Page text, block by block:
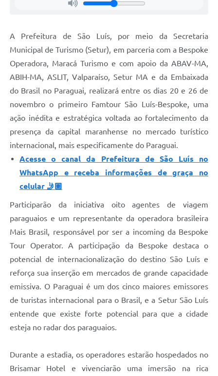
A Prefeitura de São Luís, por meio da Secretaria
Municipal de Turismo (Setur), em parceria com a Bespoke
Operadora, Maracá Turismo e com apoio da ABAV-MA,
ABIH-MA, ASLIT, Valparaíso, Setur MA e da Embaixada
do Brasil no Paraguai, realizará entre os dias 20 e 26 de
novembro o primeiro Famtour São Luís-Bespoke, uma
ação inédita e estratégica voltada ao fortalecimento da
presença da capital maranhense no mercado turístico
internacional, mais especificamente do Paraguai.
Acesse o canal da Prefeitura de São Luís no
WhatsApp e receba informações de graça no
celular 🤳🏽
Participarão da iniciativa oito agentes de viagem
paraguaios e um representante da operadora brasileira
Mais Brasil, responsável por ser a incoming da Bespoke
Tour Operator. A participação da Bespoke destaca o
potencial de internacionalização do destino São Luís e
reforça sua inserção em mercados de grande capacidade
emissiva. O Paraguai é um dos cinco maiores emissores
de turistas internacional para o Brasil, e a Setur São Luís
entende que existe forte potencial para que a cidade
esteja no radar dos paraguaios.
Durante a estadia, os operadores estarão hospedados no
Brisamar Hotel e vivenciarão uma imersão na rica